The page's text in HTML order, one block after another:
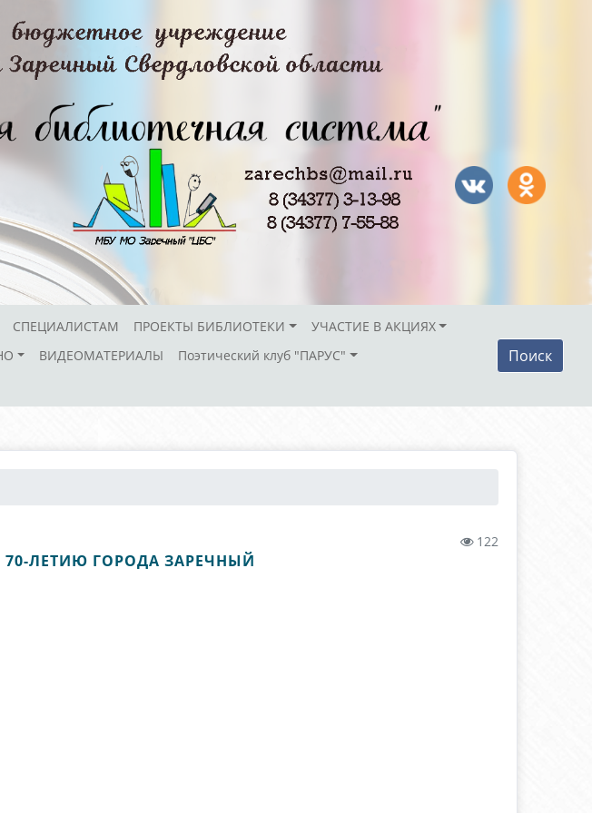
СПЕЦИАЛИСТАМ ПРОЕКТЫ БИБЛИОТЕКИ
УЧАСТИЕ В АКЦИЯХ
ВИДЕОМАТЕРИАЛЫ
Поэтический клуб "ПАРУС"
Поиск
122
ЛЕТИЮ ГОРОДА ЗАРЕЧНЫЙ